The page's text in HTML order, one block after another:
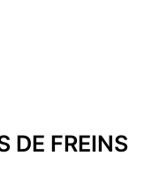
DE FREINS